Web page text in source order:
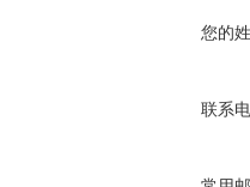
您的
联系